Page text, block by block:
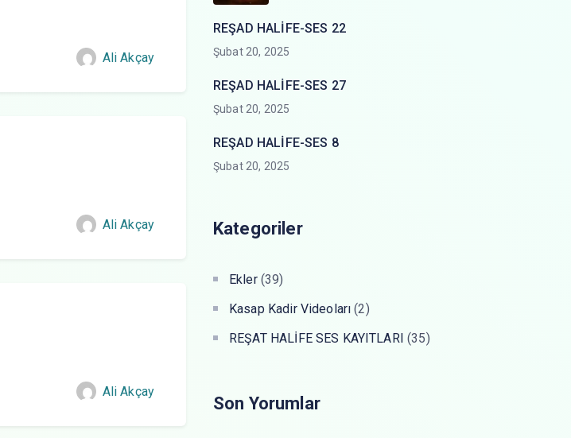
Ali Akçay
Ali Akçay
Ali Akçay
REŞAD HALİFE-SES 22
Şubat 20, 2025
REŞAD HALİFE-SES 27
Şubat 20, 2025
REŞAD HALİFE-SES 8
Şubat 20, 2025
Kategoriler
Ekler(39)
Kasap Kadir Videoları (2)
REŞAT HALİFE SES KAYITLARI (35)
Son Yorumlar